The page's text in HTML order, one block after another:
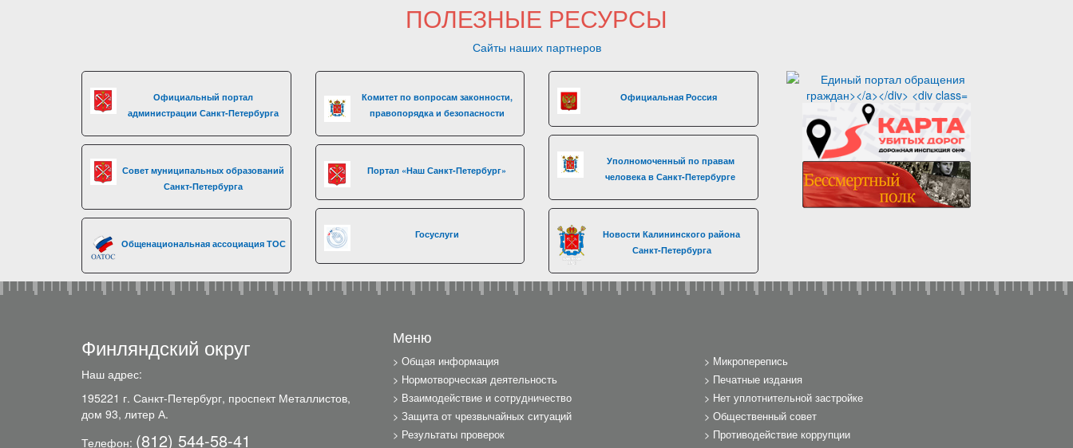
ПОЛЕЗНЫЕ РЕСУРСЫ
Сайты наших партнеров
Официальный портал
администрации Санкт-Петербурга
Совет муниципальных образований
Санкт-Петербурга
Общенациональная ассоциация ТОС
Комитет по вопросам законности,
правопорядка и безопасности
Портал «Наш Санкт-Петербург»
Госуслуги
Официальная Россия
Уполномоченный по правам
человека в Санкт-Петербурге
Новости Калининского района
Санкт-Петербурга
Финляндский округ
Наш адрес:
195221 г. Санкт-Петербург, проспект Металлистов,
дом 93, литер А.
Телефон: (812) 544-58-41
Меню
Общая информация
Нормотворческая деятельность
Взаимодействие и сотрудничество
Защита от чрезвычайных ситуаций
Результаты проверок
Микроперепись
Печатные издания
Нет уплотнительной застройке
Общественный совет
Противодействие коррупции